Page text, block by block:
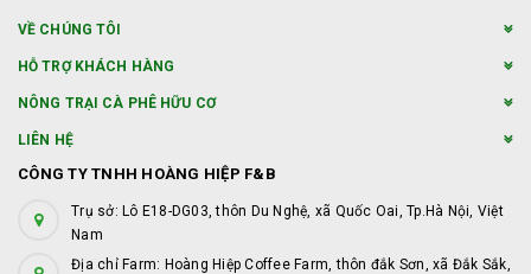
VỀ CHÚNG TÔI
HỖ TRỢ KHÁCH HÀNG
NÔNG TRẠI CÀ PHÊ HỮU CƠ
LIÊN HỆ
CÔNG TY TNHH HOÀNG HIỆP F&B
Trụ sở: Lô E18-DG03, thôn Du Nghệ, xã Quốc Oai, Tp.Hà Nội, Việt
Nam
Địa chỉ Farm: Hoàng Hiệp Coffee Farm, thôn đắk Sơn, xã Đắk Sắk,